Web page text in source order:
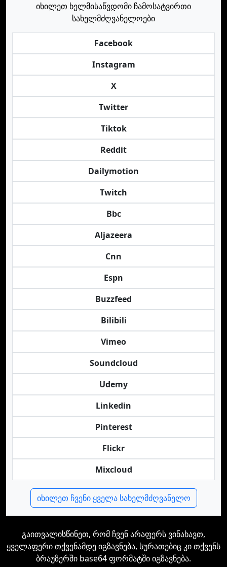
იხილეთ ხელმისაწვდომი ჩამოსატვირთი
სახელმძღვანელოები
Facebook
Instagram
X
Twitter
Tiktok
Reddit
Dailymotion
Twitch
Bbc
Aljazeera
Cnn
Espn
Buzzfeed
Bilibili
Vimeo
Soundcloud
Udemy
Linkedin
Pinterest
Flickr
Mixcloud
იხილეთ ჩვენი ყველა სახელმძღვანელო
გაითვალისწინეთ, რომ ჩვენ არაფერს ვინახავთ,
ყველაფერი თქვენამდე იგზავნება, სურათებიც კი თქვენს
ბრაუზერში base64 ფორმატში იგზავნება.